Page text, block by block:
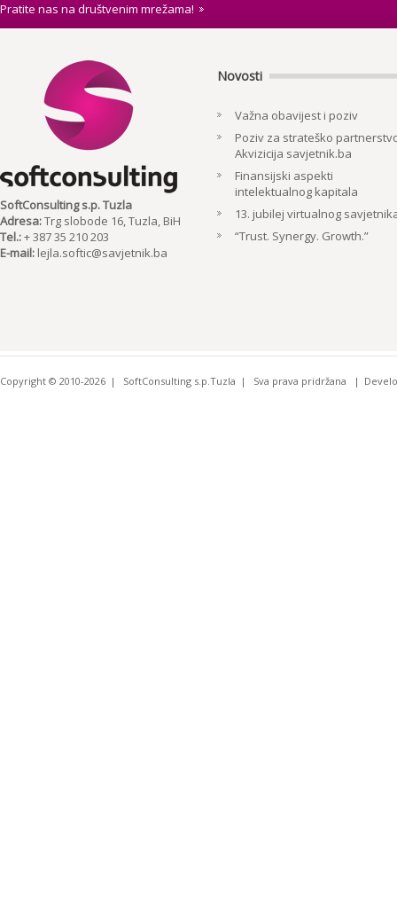
Pratite nas na društvenim mrežama!
SoftConsulting s.p. Tuzla
Adresa:Trg slobode 16, Tuzla, BiH
Tel.:+ 387 35 210 203
E-mail: lejla.softic@savjetnik.ba
Novosti
Važna obavijest i poziv
Poziv za strateško
Akvizicija savjetnik.ba
Finansijski aspekti
intelektualnog kapitala
13. jubilej virtualnog
“Trust. Synergy. Growth.”
Copyright © 2010-2026 SoftConsulting s.p.Tuzla Sva prava pridržana